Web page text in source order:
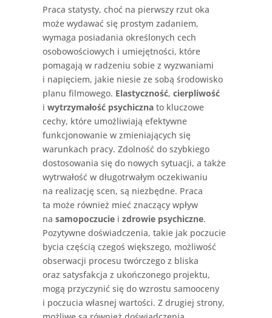
Praca statysty, choć na pierwszy rzut oka
może wydawać się prostym zadaniem,
wymaga posiadania określonych cech
osobowościowych i umiejętności, które
pomagają w radzeniu sobie z wyzwaniami
i napięciem, jakie niesie ze sobą środowisko
planu filmowego. Elastyczność, cierpliwość
i wytrzymałość psychicznato kluczowe
cechy, które umożliwiają efektywne
funkcjonowanie w zmieniających się
warunkach pracy. Zdolność do szybkiego
dostosowania się do nowych sytuacji, a także
wytrwałość w długotrwałym oczekiwaniu
na realizację scen, są niezbędne. Praca
ta może również mieć znaczący wpływ
na samopoczuciei zdrowie psychiczne.
Pozytywne doświadczenia, takie jak poczucie
bycia częścią czegoś większego, możliwość
obserwacji procesu twórczego z bliska
oraz satysfakcja z ukończonego projektu,
mogą przyczynić się do wzrostu samooceny
i poczucia własnej wartości. Z drugiej strony,